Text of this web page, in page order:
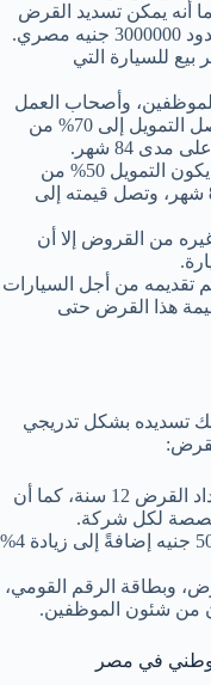
أنه يمكن تسديد القرض
على مدى 120 شهر، وتصل قيمته لحدود 3000000 جنيه مصري.
بيع للسيارة التي
وهو متوفر للموظفين، وأصحاب العمل
الحر، والمتقاعدين، والأطباء. حيث يصل التمويل إلى 70% من
84 شهر.
برنامج 50% – 50% للموظفين، حيث يكون التمويل 50% من
قيمة السيارة، يمكن تسديده خلال 84 شهر، وتصل قيمته إلى
يشبه غيره من القروض إلا أن
تمويل 50% – 60% يتم تقديمه من أجل السيارات
هذا القرض حتى
تسديده بشكل تدريجي
يمكن سداده بأقساط سنوية، مدة سداد القرض 12 سنة، كما أن
رسوم تأخر سداد القرض التصاعدي 50 جنيه إضافةً إلى زيادة 4%
وبطاقة الرقم القومي،
من شئون الموظفين.
في مصر